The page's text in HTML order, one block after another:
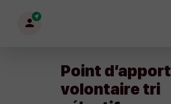
Mon
Point d’apport
volontaire tri